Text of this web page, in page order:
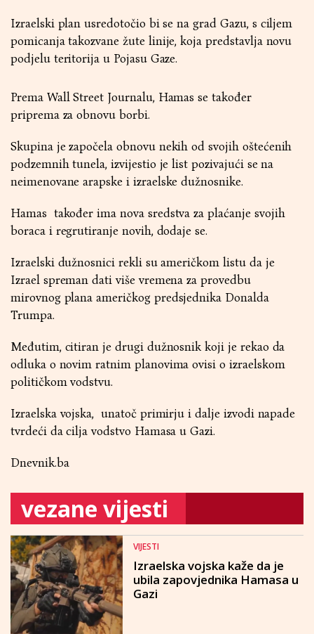
Izraelski plan usredotočio bi se na grad Gazu, s ciljem
pomicanja takozvane žute linije, koja predstavlja novu
podjelu teritorija u Pojasu Gaze.
Prema Wall Street Journalu, Hamas se također
priprema za obnovu borbi.
Skupina je započela obnovu nekih od svojih oštećenih
podzemnih tunela, izvijestio je list pozivajući se na
neimenovane arapske i izraelske dužnosnike.
Hamas također ima nova sredstva za plaćanje svojih
boraca i regrutiranje novih, dodaje se.
Izraelski dužnosnici rekli su američkom listu da je
Izrael spreman dati više vremena za provedbu
mirovnog plana američkog predsjednika Donalda
Trumpa.
Međutim, citiran je drugi dužnosnik koji je rekao da
odluka o novim ratnim planovima ovisi o izraelskom
političkom vodstvu.
Izraelska vojska, unatoč primirju i dalje izvodi napade
tvrdeći da cilja vodstvo Hamasa u Gazi.
Dnevnik.ba
vezane vijesti
VIJESTI
Izraelska vojska kaže da je
ubila zapovjednika Hamasa u
Gazi